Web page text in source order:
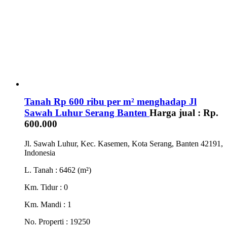
Tanah Rp 600 ribu per m² menghadap Jl
Sawah Luhur Serang Banten Harga jual : Rp.
600.000
Jl. Sawah Luhur, Kec. Kasemen, Kota Serang, Banten 42191,
Indonesia
L. Tanah : 6462 (m²)
Km. Tidur : 0
Km. Mandi : 1
No. Properti : 19250